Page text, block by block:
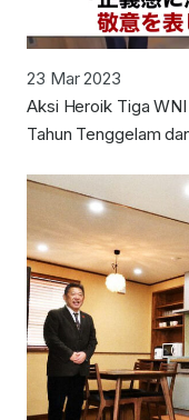
23 Mar 2023
Aksi Heroik Tiga
Tahun Tenggelam